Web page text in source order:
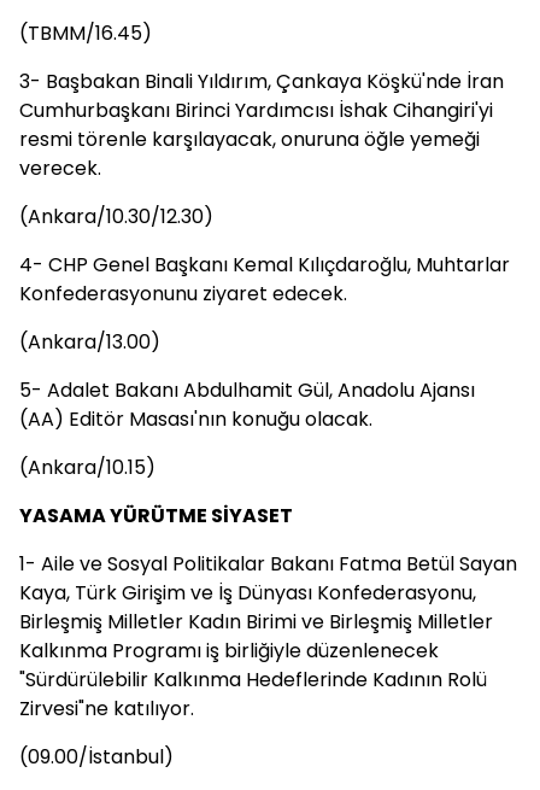
(TBMM/16.45)
3- Başbakan Binali Yıldırım, Çankaya Köşkü'nde İran
Cumhurbaşkanı Birinci Yardımcısı İshak Cihangiri'yi
resmi törenle karşılayacak, onuruna öğle yemeği
verecek.
(Ankara/10.30/12.30)
4- CHP Genel Başkanı Kemal Kılıçdaroğlu, Muhtarlar
Konfederasyonunu ziyaret edecek.
(Ankara/13.00)
5- Adalet Bakanı Abdulhamit Gül, Anadolu Ajansı
(AA) Editör Masası'nın konuğu olacak.
(Ankara/10.15)
YASAMA YÜRÜTME SİYASET
1- Aile ve Sosyal Politikalar Bakanı Fatma Betül Sayan
Kaya, Türk Girişim ve İş Dünyası Konfederasyonu,
Birleşmiş Milletler Kadın Birimi ve Birleşmiş Milletler
Kalkınma Programı iş birliğiyle düzenlenecek
"Sürdürülebilir Kalkınma Hedeflerinde Kadının Rolü
Zirvesi"ne katılıyor.
(09.00/İstanbul)